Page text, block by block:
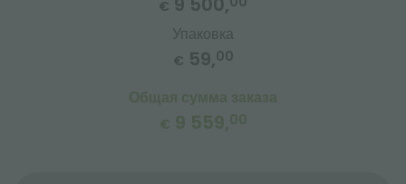
€
Упаковка
€ 59,00
Общая сумма заказа
€ 9 559,00